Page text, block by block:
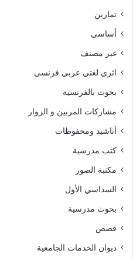
تمارين
أساسي
غير مصنف
اثري لغتي عربي فرنسي
بحوث بالفرنسية
مشاركات المربين و الزوار
أناشيد ومحفوظات
كتب مدرسية
مكتبة الصور
السداسي الأول
بحوث مدرسية
قصص
ديوان الخدمات الجامعية